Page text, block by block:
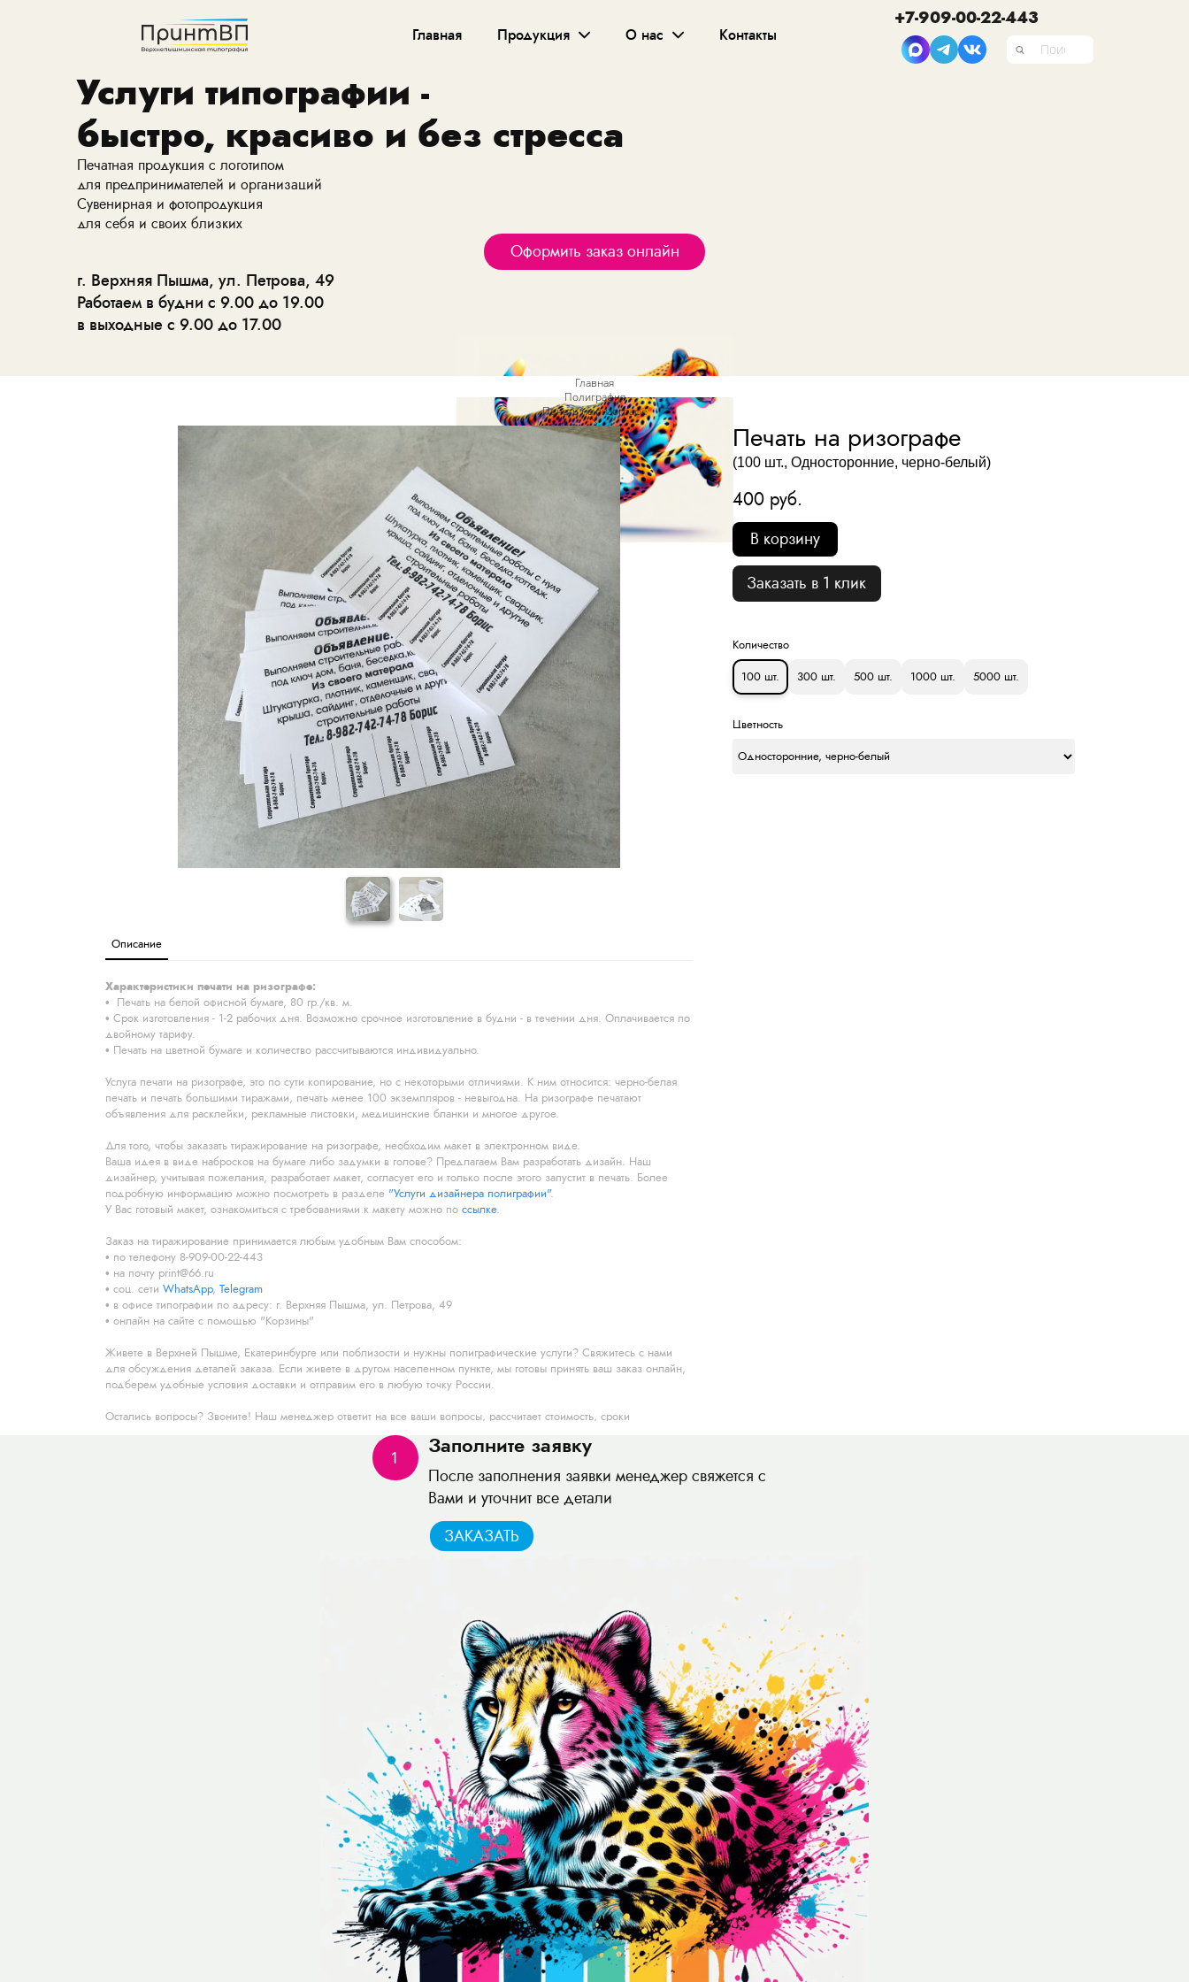
Главная Продукция О нас Контакты
+7-909-00-22-443
Услуги типографии -
быстро, красиво и без стресса
Печатная продукция с логотипом
для предпринимателей и организаций
Сувенирная и фотопродукция
для себя и своих близких
Оформить заказ онлайн
г. Верхняя Пышма, ул. Петрова, 49
Работаем в будни с 9.00 до 19.00
в выходные с 9.00 до 17.00
Главная
Полиграфия
Печать на ризографе
Печать на ризографе
(100 шт., Односторонние, черно-белый)
400 руб.
В корзину
Заказать в 1 клик
Количество
100 шт.
300 шт. 500 шт. 1000 шт. 5000 шт.
Цветность
Описание
Характеристики печати на ризографе:
Печать на белой офисной бумаге, 80 гр./кв. м.
Срок изготовления - 1-2 рабочих дня. Возможно срочное изготовление в будни - в течении дня. Оплачивается по
двойному тарифу.
Печать на цветной бумаге и количество рассчитываются индивидуально.
Услуга печати на ризографе, это по сути копирование, но с некоторыми отличиями. К ним относится: черно-белая
печать и печать большими тиражами, печать менее 100 экземпляров - невыгодна. На ризографе печатают
объявления для расклейки, рекламные листовки, медицинские бланки и многое другое.
Для того, чтобы заказать тиражирование на ризографе, необходим макет в электронном виде.
Ваша идея в виде набросков на бумаге либо задумки в голове? Предлагаем Вам разработать дизайн. Наш
дизайнер, учитывая пожелания, разработает макет, согласует его и только после этого запустит в печать. Более
подробную информацию можно посмотреть в разделе "Услуги дизайнера полиграфии".
У Вас готовый макет, ознакомиться с требованиями к макету можно по ссылке.
Заказ на тиражирование принимается любым удобным Вам способом:
по телефону 8-909-00-22-443
на почту print@66.ru
соц. сети WhatsApp, Telegram
в офисе типографии по адресу: г. Верхняя Пышма, ул. Петрова, 49
онлайн на сайте с помощью "Корзины"
Живете в Верхней Пышме, Екатеринбурге или поблизости и нужны полиграфические услуги? Свяжитесь с нами
для обсуждения деталей заказа. Если живете в другом населенном пункте, мы готовы принять ваш заказ онлайн,
подберем удобные условия доставки и отправим его в любую точку России.
Остались вопросы? Звоните! Наш менеджер ответит на все ваши вопросы, рассчитает стоимость, сроки
1 Заполните заявку
После заполнения заявки менеджер свяжется с
Вами и уточнит все детали
ЗАКАЗАТЬ